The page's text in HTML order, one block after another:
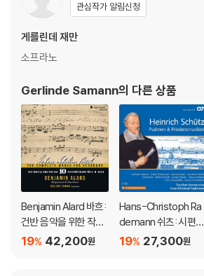
관심작가 알림신청
게를린데 재만
소프라노
Gerlinde Samann의 다른 상품
Benjamin Alard 바흐:
건반 음악을 위한 작품
10집 - 6개의 트리오
42,200원
19%
Hans-Christoph Ra
demann 쉬츠: 시편과
평화를 위한 음악 [쉬츠
27,300원
19%